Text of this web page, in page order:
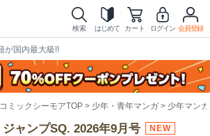
検索 はじめて カート ログイン 会員登録
が国内最大級!!
ミックシーモアTOP 少年・青年マンガ 少年マン
ジャンプSQ. 2026年9月号